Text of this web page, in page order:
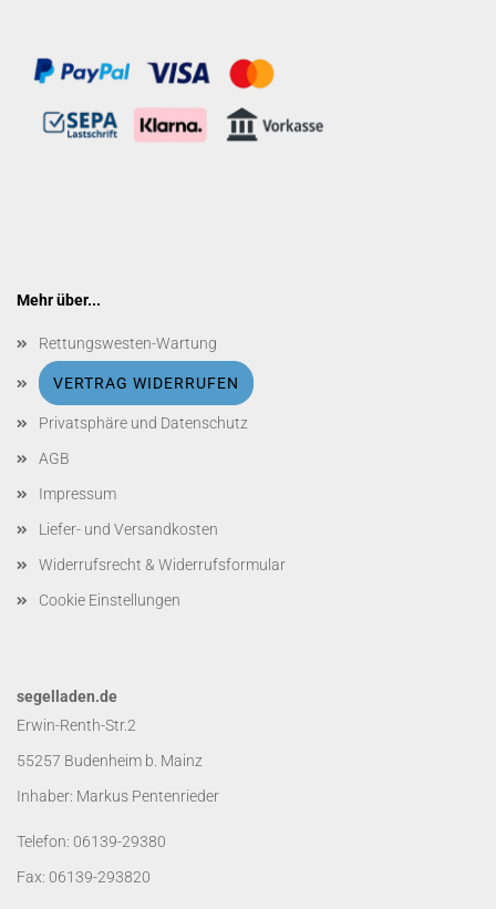
Mehr über...
Rettungswesten-Wartung
VERTRAG WIDERRUFEN
Privatsphäre und Datenschutz
AGB
Impressum
Liefer- und Versandkosten
Widerrufsrecht & Widerrufsformular
Cookie Einstellungen
segelladen.de
Erwin-Renth-Str.2
55257 Budenheim b. Mainz
Inhaber: Markus Pentenrieder
Telefon: 06139-29380
Fax: 06139-293820